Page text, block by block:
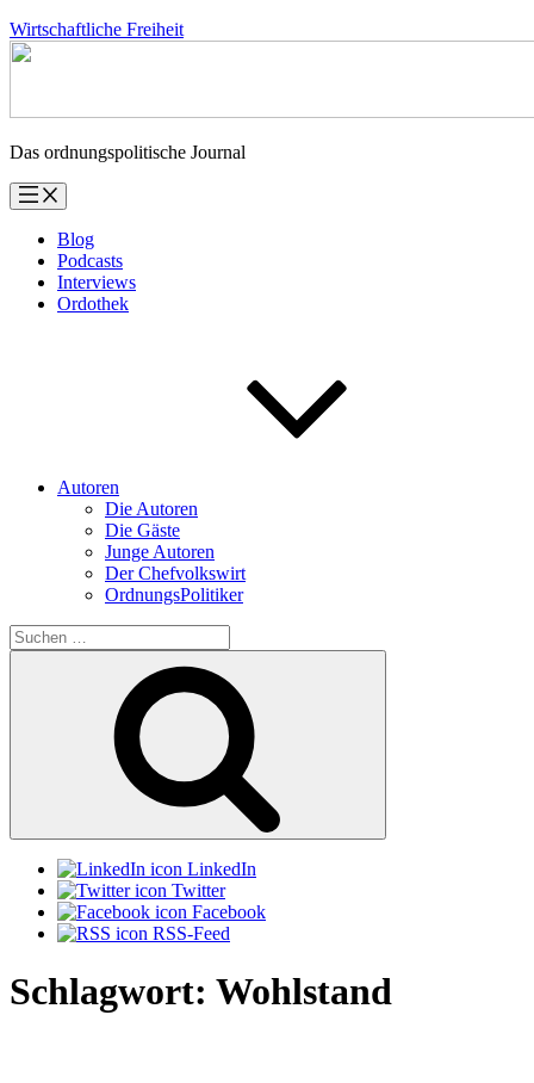
Zum
Inhalt
Wirtschaftliche Freiheit
Das ordnungspolitische Journal
Blog
Podcasts
Interviews
Ordothek
Autoren
Die Autoren
Die Gäste
Junge Autoren
Der Chefvolkswirt
OrdnungsPolitiker
Suchen
nach:
LinkedIn
Twitter
Facebook
RSS-Feed
Schlagwort: Wohlstand